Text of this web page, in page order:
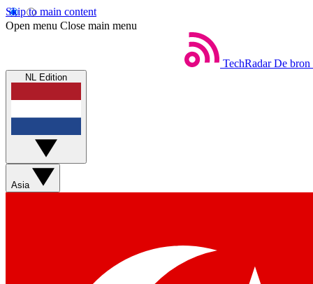
Skip to main content
Open menu Close main menu
TechRadar De bron
NL Edition
Asia